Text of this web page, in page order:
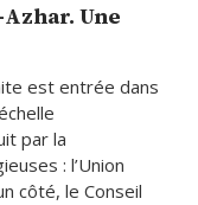
Une
est entrée dans
par la
: l’Union
côté, le Conseil